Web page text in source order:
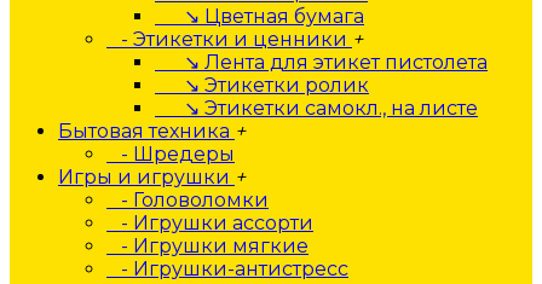
↘ Цветная бумага
- Этикетки и ценники +
↘ Лента для этикет пистолета
↘ Этикетки ролик
↘ Этикетки самокл., на листе
Бытовая техника +
- Шредеры
Игры и игрушки +
- Головоломки
- Игрушки ассорти
- Игрушки мягкие
- Игрушки-антистресс